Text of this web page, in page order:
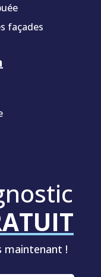
façades
maintenant !